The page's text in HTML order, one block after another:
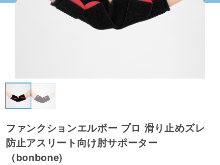
ファンクションエルボー プロ 滑り止めズレ
防止アスリート向け肘サポーター
（bonbone)